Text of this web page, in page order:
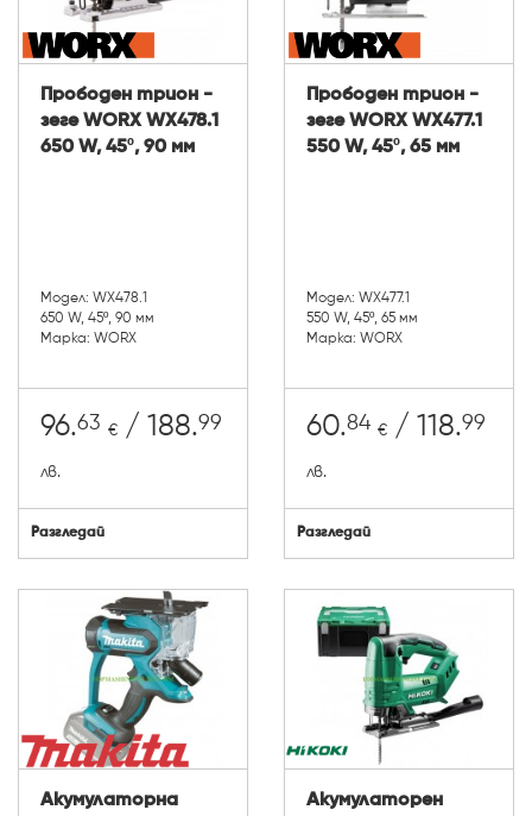
Прободен трион -
зеге WORX WX478.1
650 W, 45º, 90 мм
Модел: WX478.1
650 W, 45º, 90 мм
Марка: WORX
96.63 € / 188.99
лв.
Разгледай
Прободен трион -
зеге WORX WX477.1
550 W, 45º, 65 мм
Модел: WX477.1
550 W, 45º, 65 мм
Марка: WORX
60.84 € / 118.99
лв.
Разгледай
Акумулаторна
Акумулаторен